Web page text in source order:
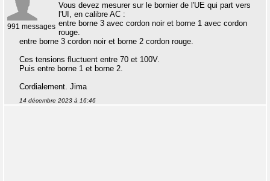
991 messages
Vous devez mesurer sur le bornier de l'UE qui part vers
l'UI, en calibre AC :
entre borne 3 avec cordon noir et borne 1 avec cordon
rouge.
entre borne 3 cordon noir et borne 2 cordon rouge.
Ces tensions fluctuent entre 70 et 100V.
Puis entre borne 1 et borne 2.
Cordialement. Jima
14 décembre 2023 à 16:46